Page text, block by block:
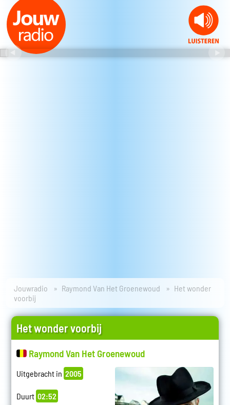
Jouwradio Raymond Van Het Groenewoud
Het wonder
voorbij
Het wonder voorbij
Raymond Van Het Groenewoud
Uitgebracht in 2005
Duurt 02:52